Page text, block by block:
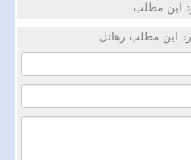
این مطلب
این مطلب رهاتل